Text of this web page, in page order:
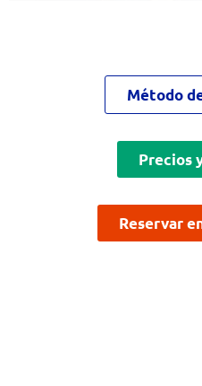
Método
Precios
Reservar